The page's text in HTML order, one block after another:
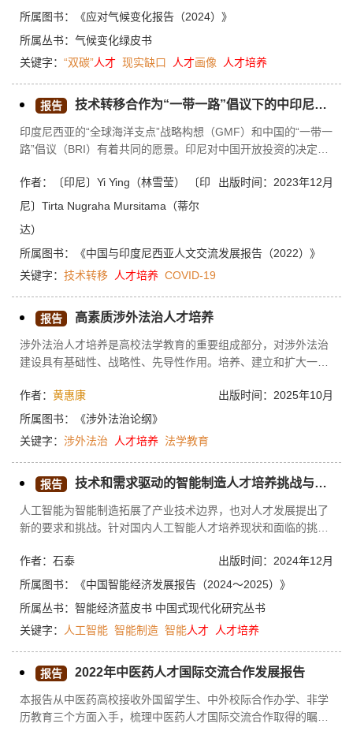
别是“低碳知识与技能”“绿色知识与技能”“数字化素养”“通用能力”
“个人特质”。最后，对标该画像结构，系统地提出了建立以政府
为主导、以高校为主体、以企业为重要合作伙伴的多方参与的“双
所属图书：
《应对气候变化报告（2024）》
所属丛书： 气候变化绿皮书
关键字： “双碳”人才 现实缺口 人才画像 人才培养
报告 技术转移合作为“一带一路”倡议下的中印尼合资企业培养人才
印度尼西亚的“全球海洋支点”战略构想（GMF）和中国的“一带一
路”倡议（BRI）有着共同的愿景。印尼对中国开放投资的决定助
障碍，这种投资的增长有时并不顺利。当地工人使用源自中国的
技术和与跨国投资者、外国同事互动交流的能力较低，导致该领
政策有所收紧，由于赴海外工作的中国技术工人数量受到限制，
“一带一路”倡议下的多个项目被迫推迟。开展从中国向印尼的技
术转移是解决自新冠肺炎疫情发生以来“一带一路”项目被推迟的
如何在公司管理中实施技术转移？本研究表明，预计将出现非正
式的技术转移解决方案，即通过 YouTube 和其他社交媒体提供
技术援助和在线咨询，以及正式的技术转移解决方案，即通过中
司实习项目等来推动某些领域人才的培养。
出版时间：2023年12月
作者：〔印尼〕Yi Ying（林雪莹） 〔印
尼〕Tirta Nugraha Mursitama（蒂尔
达）
所属图书：
《中国与印度尼西亚人文交流发展报告（2022）》
关键字： 技术转移 人才培养 COVID-19
报告 高素质涉外法治人才培养
涉外法治人才培养是高校法学教育的重要组成部分，对涉外法治
建设具有基础性、战略性、先导性作用。培养、建立和扩大一支
世纪工程，既是当务之急，也是长远所需。要下大力抓好人才培
养质量，提升国际竞争力，同时着力打造有利于涉外法治人才成
出版时间：2025年10月
作者： 黄惠康
所属图书：
《涉外法治论纲》
关键字： 涉外法治 人才培养 法学教育
报告 技术和需求驱动的智能制造人才培养挑战与路径
人工智能为智能制造拓展了产业技术边界，也对人才发展提出了
新的要求和挑战。针对国内人工智能人才培养现状和面临的挑
利用数字孪生等人工智能技术创新智能制造人才培养，包括因材
施教为学生提供个性化教学学习，利用三维仿真和虚拟现实技术
让教师和学生实时监控和调整制造过程等。
出版时间：2024年12月
作者：石泰
所属图书：
《中国智能经济发展报告（2024～2025）》
所属丛书： 智能经济蓝皮书 中国式现代化研究丛书
关键字：
人工智能 智能制造 智能人才 人才培养
报告 2022年中医药人才国际交流合作发展报告
本报告从中医药高校接收外国留学生、中外校际合作办学、非学
历教育三个方面入手，梳理中医药人才国际交流合作取得的瞩目